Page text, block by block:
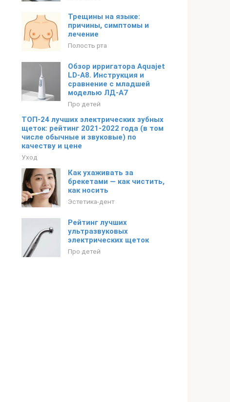
Трещины на языке:
причины, симптомы и
лечение
Полость рта
Обзор ирригатора Aquajet
LD-A8. Инструкция и
сравнение с младшей
моделью ЛД-А7
Про детей
ТОП-24 лучших электрических зубных
щеток: рейтинг 2021-2022 года (в том
числе обычные и звуковые) по
качеству и цене
Уход
Как ухаживать за
брекетами — как чистить,
как носить
Эстетика-дент
Рейтинг лучших
ультразвуковых
электрических щеток
Про детей